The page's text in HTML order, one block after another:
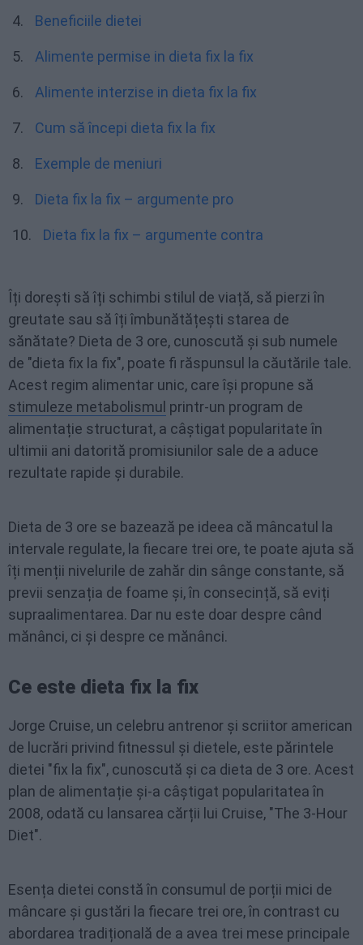
Beneficiile dietei
Alimente permise in dieta fix la fix
Alimente interzise in dieta fix la fix
Cum să începi dieta fix la fix
Exemple de meniuri
Dieta fix la fix – argumente pro
Dieta fix la fix – argumente contra
Îți dorești să îți schimbi stilul de viață, să pierzi în
greutate sau să îți îmbunătățești starea de
sănătate? Dieta de 3 ore, cunoscută și sub numele
de "dieta fix la fix", poate fi răspunsul la căutările tale.
Acest regim alimentar unic, care își propune să
stimuleze metabolismul printr-un program de
alimentație structurat, a câștigat popularitate în
ultimii ani datorită promisiunilor sale de a aduce
rezultate rapide și durabile.
Dieta de 3 ore se bazează pe ideea că mâncatul la
intervale regulate, la fiecare trei ore, te poate ajuta să
îți menții nivelurile de zahăr din sânge constante, să
previi senzația de foame și, în consecință, să eviți
supraalimentarea. Dar nu este doar despre când
mănânci, ci și despre ce mănânci.
Ce este dieta fix la fix
Jorge Cruise, un celebru antrenor și scriitor american
de lucrări privind fitnessul și dietele, este părintele
dietei "fix la fix", cunoscută și ca dieta de 3 ore. Acest
plan de alimentație și-a câștigat popularitatea în
2008, odată cu lansarea cărții lui Cruise, "The 3-Hour
Diet".
Esența dietei constă în consumul de porții mici de
mâncare și gustări la fiecare trei ore, în contrast cu
abordarea tradițională de a avea trei mese principale